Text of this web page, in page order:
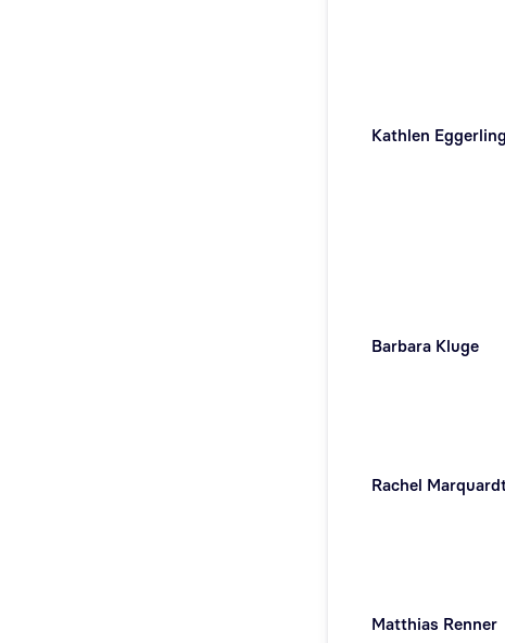
Kathlen
Barbara Kluge
Rachel
Matthias Renner